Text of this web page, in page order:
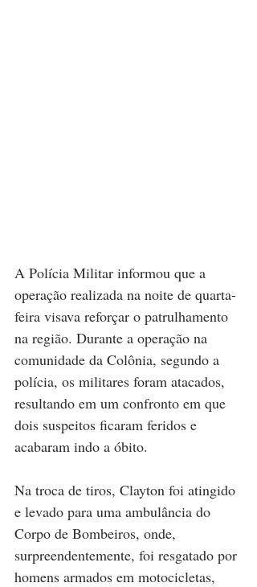
A Polícia Militar informou que a
operação realizada na noite de quarta-
feira visava reforçar o patrulhamento
na região. Durante a operação na
comunidade da Colônia, segundo a
polícia, os militares foram atacados,
resultando em um confronto em que
dois suspeitos ficaram feridos e
acabaram indo a óbito.
Na troca de tiros, Clayton foi atingido
e levado para uma ambulância do
Corpo de Bombeiros, onde,
surpreendentemente, foi resgatado por
homens armados em motocicletas,